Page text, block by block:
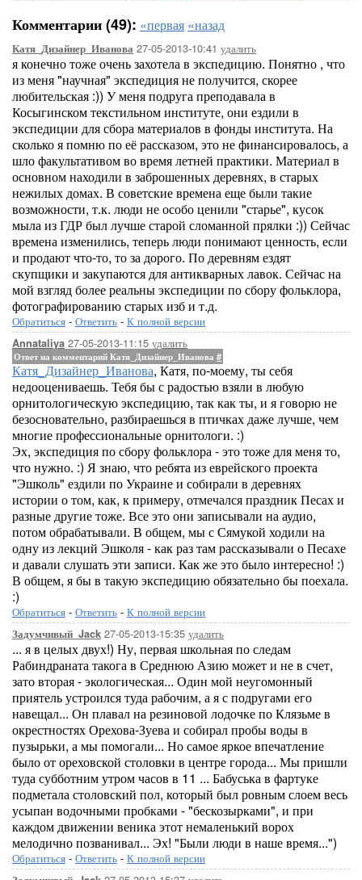
Комментарии (49): «первая «назад
Катя_Дизайнер_Иванова 27-05-2013-10:41 удалить
я конечно тоже очень захотела в экспедицию. Понятно , что
из меня "научная" экспедиция не получится, скорее
любительская :)) У меня подруга преподавала в
Косыгинском текстильном институте, они ездили в
экспедиции для сбора материалов в фонды института. На
сколько я помню по её рассказом, это не финансировалось, а
шло факультативом во время летней практики. Материал в
основном находили в заброшенных деревнях, в старых
нежилых домах. В советские времена еще были такие
возможности, т.к. люди не особо ценили "старье", кусок
мыла из ГДР был лучше старой сломанной прялки :)) Сейчас
времена изменились, теперь люди понимают ценность, если
и продают что-то, то за дорого. По деревням ездят
скупщики и закупаются для антикварных лавок. Сейчас на
мой взгляд более реальны экспедиции по сбору фольклора,
фотографированию старых изб и т.д.
Обратиться - Ответить - К полной версии
Annataliya 27-05-2013-11:15 удалить
Ответ на комментарий Катя_Дизайнер_Иванова #
Катя_Дизайнер_Иванова, Катя, по-моему, ты себя
недооцениваешь. Тебя бы с радостью взяли в любую
орнитологическую экспедицию, так как ты, и я говорю не
безосновательно, разбираешься в птичках даже лучше, чем
многие профессиональные орнитологи. :)
Эх, экспедиция по сбору фольклора - это тоже для меня то,
что нужно. :) Я знаю, что ребята из еврейского проекта
"Эшколь" ездили по Украине и собирали в деревнях
истории о том, как, к примеру, отмечался праздник Песах и
разные другие тоже. Все это они записывали на аудио,
потом обрабатывали. В общем, мы с Сямукой ходили на
одну из лекций Эшколя - как раз там рассказывали о Песахе
и давали слушать эти записи. Как же это было интересно! :)
В общем, я бы в такую экспедицию обязательно бы поехала.
:)
Обратиться - Ответить - К полной версии
Задумчивый_Jack 27-05-2013-15:35 удалить
... я в целых двух!) Ну, первая школьная по следам
Рабиндраната такога в Среднюю Азию может и не в счет,
зато вторая - экологическая... Один мой неугомонный
приятель устроился туда рабочим, а я с подругами его
навещал... Он плавал на резиновой лодочке по Клязьме в
окрестностях Орехова-Зуева и собирал пробы воды в
пузырьки, а мы помогали... Но самое яркое впечатление
было от ореховской столовки в центре города... Мы пришли
туда субботним утром часов в 11 ... Бабуська в фартуке
подметала столовский пол, который был ровным слоем весь
усыпан водочными пробками - "бескозырками", и при
каждом движении веника этот немаленький ворох
мелодично позванивал... Эх! "Были люди в наше время...")
Обратиться - Ответить - К полной версии